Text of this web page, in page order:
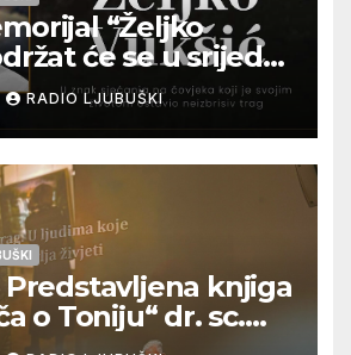
“Željko
će se u srijedu
u Otoku
RADIO LJUBUŠKI
Predstavljena knjiga
o Toniju“ dr. sc.